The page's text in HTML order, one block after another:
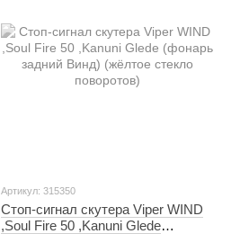
Артикул: 315350
Стоп-сигнал скутера Viper WIND
,Soul Fire 50 ,Kanuni Glede